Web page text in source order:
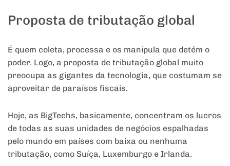
Proposta de tributação global
É quem coleta, processa e os manipula que detém o
poder. Logo, a proposta de tributação global muito
preocupa as gigantes da tecnologia, que costumam se
aproveitar de paraísos fiscais.
Hoje, as BigTechs, basicamente, concentram os lucros
de todas as suas unidades de negócios espalhadas
pelo mundo em países com baixa ou nenhuma
tributação, como Suíça, Luxemburgo e Irlanda.